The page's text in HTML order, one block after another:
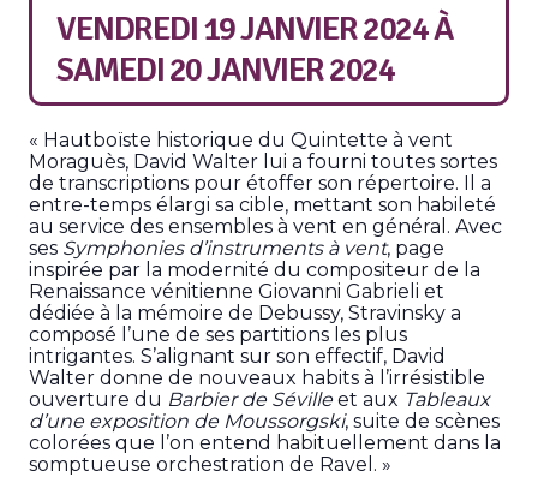
VENDREDI 19 JANVIER 2024À
SAMEDI 20 JANVIER 2024
« Hautboïste historique du Quintette à vent
Moraguès, David Walter lui a fourni toutes sortes
de transcriptions pour étoffer son répertoire. Il a
entre-temps élargi sa cible, mettant son habileté
au service des ensembles à vent en général. Avec
ses Symphonies d’instruments à vent, page
inspirée par la modernité du compositeur de la
Renaissance vénitienne Giovanni Gabrieli et
dédiée à la mémoire de Debussy, Stravinsky a
composé l’une de ses partitions les plus
intrigantes. S’alignant sur son effectif, David
Walter donne de nouveaux habits à l’irrésistible
ouverture du Barbier de Sévilleet aux Tableaux
d’une exposition de Moussorgski, suite de scènes
colorées que l’on entend habituellement dans la
somptueuse orchestration de Ravel. »